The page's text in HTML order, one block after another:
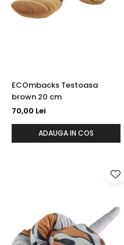
ECOmbacks Testoasa
brown 20 cm
70,00 Lei
ADAUGA IN COS